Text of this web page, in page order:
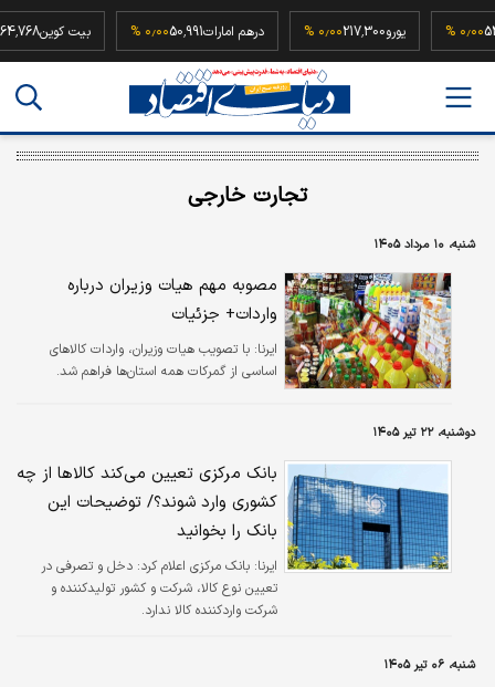
یورو217,300 درهم امارات50,991 بیت
تجارت خارجی
شنبه، ۱۰ مرداد ۱۴۰۵
مصوبه مهم هیات وزیران درباره
واردات+ جزئیات
ایرنا: با تصویب هیات وزیران، واردات کالاهای
اساسی از گمرکات همه استان‌ها فراهم شد.
دوشنبه، ۲۲ تیر ۱۴۰۵
بانک مرکزی تعیین می‌کند کالاها از چه
کشوری وارد شوند؟/ توضیحات این
بانک را بخوانید
ایرنا: بانک مرکزی اعلام کرد: دخل و تصرفی در
تعیین نوع کالا، شرکت و کشور تولیدکننده و
شرکت واردکننده کالا ندارد.
شنبه، ۰۶ تیر ۱۴۰۵